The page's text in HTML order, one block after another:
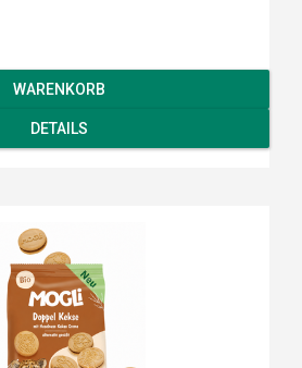
WARENKORB
DETAILS